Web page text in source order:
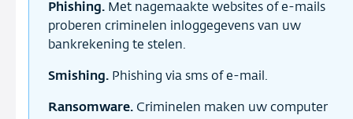
Phishing. Met nagemaakte websites of e-mails
proberen criminelen inloggegevens van uw
bankrekening te stelen.
Smishing. Phishing via sms of e-mail.
Ransomware. Criminelen maken uw computer